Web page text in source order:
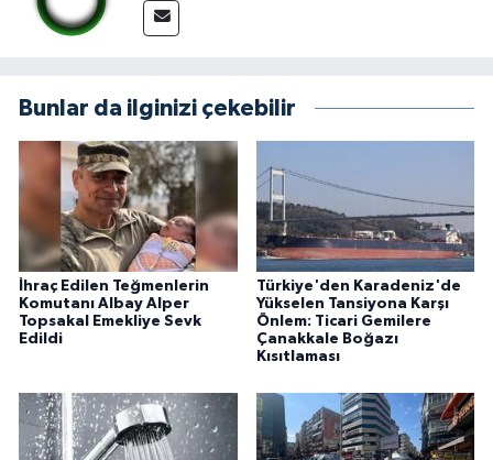
Bunlar da ilginizi çekebilir
İhraç Edilen Teğmenlerin
Komutanı Albay Alper
Topsakal Emekliye Sevk
Edildi
Türkiye'den Karadeniz'de
Yükselen Tansiyona Karşı
Önlem: Ticari Gemilere
Çanakkale Boğazı
Kısıtlaması